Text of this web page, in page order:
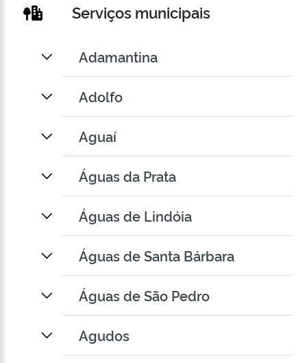
Serviços municipais
Adamantina
Adolfo
Aguaí
Águas da Prata
Águas de Lindóia
Águas de Santa Bárbara
Águas de São Pedro
Agudos